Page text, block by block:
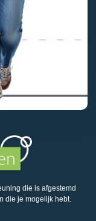
die is afgestemd
die je mogelijk hebt.